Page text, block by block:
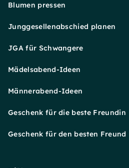
Blumen pressen
Junggesellenabschied planen
JGA für Schwangere
Mädelsabend-Ideen
Männerabend-Ideen
Geschenk für die beste Freundin
Geschenk für den besten Freund